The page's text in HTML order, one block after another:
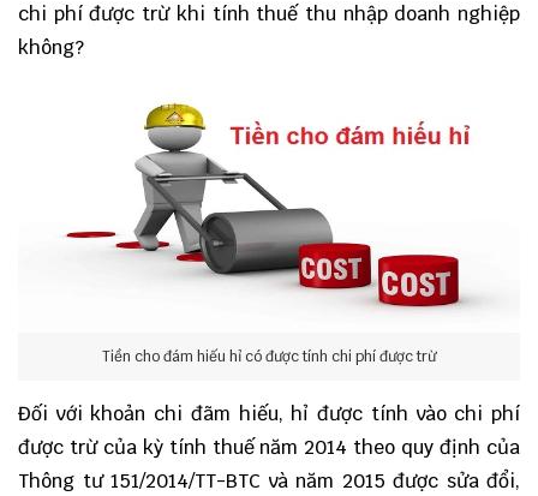
chi phí được trừ khi tính thuế thu nhập doanh nghiệp
không?
Tiền cho đám hiếu hỉ có được tính chi phí được trừ
Đối với khoản chi đãm hiếu, hỉ được tính vào chi phí
được trừ của kỳ tính thuế năm 2014 theo quy định của
Thông tư 151/2014/TT-BTC và năm 2015 được sửa đổi,